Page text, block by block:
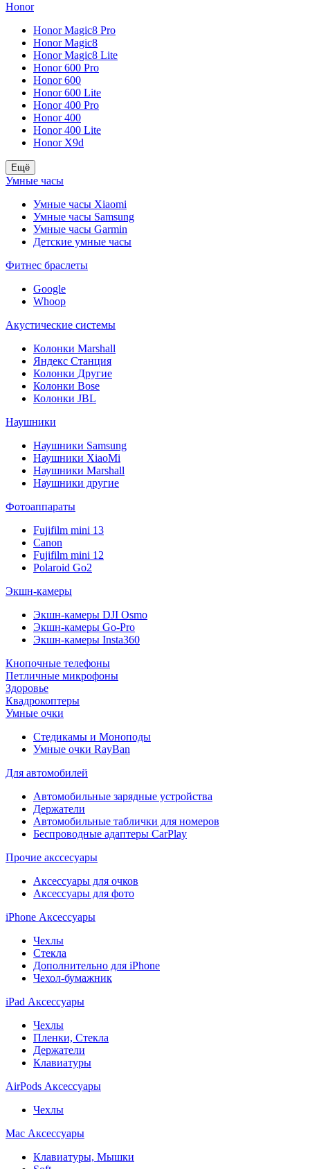
Honor
Honor Magic8 Pro
Honor Magic8
Honor Magic8 Lite
Honor 600 Pro
Honor 600
Honor 600 Lite
Honor 400 Pro
Honor 400
Honor 400 Lite
Honor X9d
Ещё
Умные часы
Умные часы Xiaomi
Умные часы Samsung
Умные часы Garmin
Детские умные часы
Фитнес браслеты
Google
Whoop
Акустические системы
Колонки Marshall
Яндекс Станция
Колонки Другие
Колонки Bose
Колонки JBL
Наушники
Наушники Samsung
Наушники XiaoMi
Наушники Marshall
Наушники другие
Фотоаппараты
Fujifilm mini 13
Canon
Fujifilm mini 12
Polaroid Go2
Экшн-камеры
Экшн-камеры DJI Osmo
Экшн-камеры Go-Pro
Экшн-камеры Insta360
Кнопочные телефоны
Петличные микрофоны
Здоровье
Квадрокоптеры
Умные очки
Стедикамы и Моноподы
Умные очки RayBan
Для автомобилей
Автомобильные зарядные устройства
Держатели
Автомобильные таблички для номеров
Беспроводные адаптеры CarPlay
Прочие акссесуары
Аксессуары для очков
Аксессуары для фото
iPhone Аксессуары
Чехлы
Стекла
Дополнительно для iPhone
Чехол-бумажник
iPad Аксессуары
Чехлы
Пленки, Стекла
Держатели
Клавиатуры
AirPods Аксессуары
Чехлы
Mac Аксессуары
Клавиатуры, Мышки